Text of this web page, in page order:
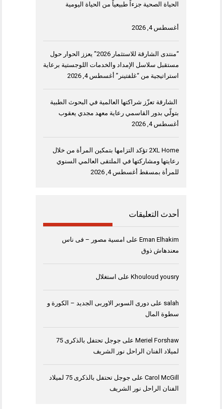
الحياة الصحية جزءاً طبيعياً من الحياة اليومية
أغسطس 4, 2026
“منتدى الشارقة للاستثمار 2026” يعزز الحوار حول
مستقبل سلاسل الإمداد والخدمات اللوجستية برعاية
استراتيجية من “غلفتينر” أغسطس 4, 2026
الشارقة تعزّز شراكتها العالمية في البحوث الطبية
بتولّي بدور القاسمي رعاية معهد مجدي يعقوب
أغسطس 4, 2026
2XL Home تؤكد التزامها بتمكين المرأة من خلال
رعايتها ومشاركتها في الملتقى العالمي السنوي
للمرأة بمسقط أغسطس 4, 2026
أحدث التعليقات
Eman Elhakim على امسية مصور – فى ناس
معندهاش ذوق
Khouloud yousry على استغلال
salah على دورى السوبر الاوربى الجديد – الكورة و
سطوة المال
Meriel Forshaw على
جوجل تحتفل بالذكرى 75
لميلاد الفنان الراحل نور الشريف
Carol McGill على
جوجل تحتفل بالذكرى 75 لميلاد
الفنان الراحل نور الشريف